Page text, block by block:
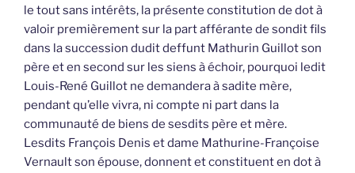
le tout sans intérêts, la présente constitution de dot à
valoir premièrement sur la part afférante de sondit fils
dans la succession dudit deffunt Mathurin Guillot son
père et en second sur les siens à échoir, pourquoi ledit
Louis-René Guillot ne demandera à sadite mère,
pendant qu’elle vivra, ni compte ni part dans la
communauté de biens de sesdits père et mère.
Lesdits François Denis et dame Mathurine-Françoise
Vernault son épouse, donnent et constituent en dot à